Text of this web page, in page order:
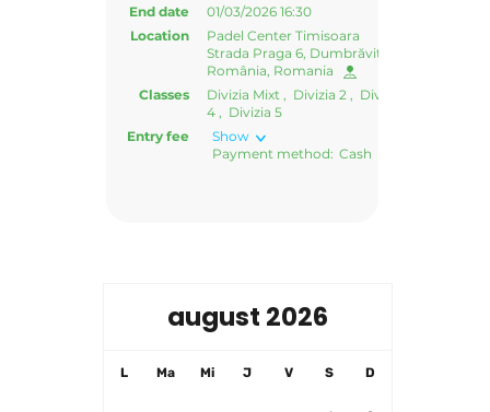
august 2026
L Ma Mi J V S D